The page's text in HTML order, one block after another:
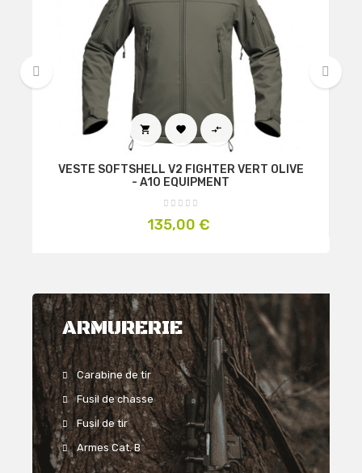
  
VESTE SOFTSHELL V2 FIGHTER VERT OLIVE
- A10 EQUIPMENT
Prix
135,00 €
ARMURERIE
Carabine de tir
Fusil de chasse
Fusil de tir
Armes Cat. B